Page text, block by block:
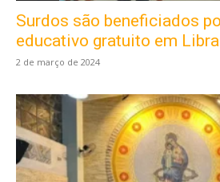
Surdos são beneficiados
educativo gratuito em
2 de março de 2024